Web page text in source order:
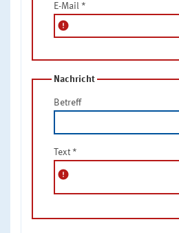
E-Mail *
error
Nachricht
Betreff
Text *
error